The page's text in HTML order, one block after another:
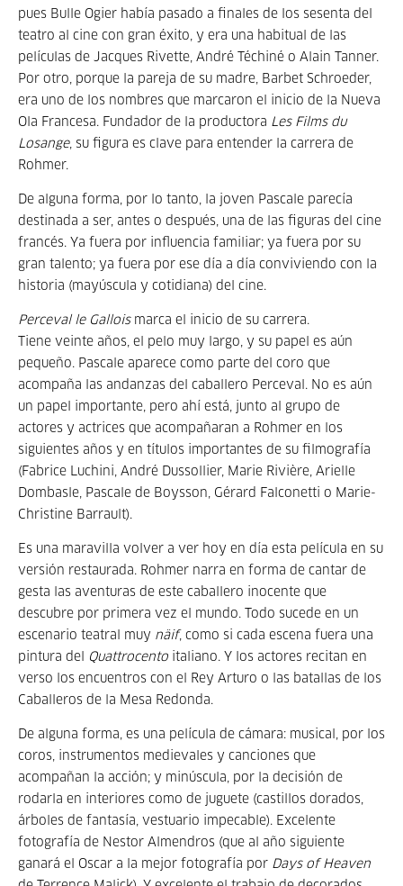
pues Bulle Ogier había pasado a finales de los sesenta del
teatro al cine con gran éxito, y era una habitual de las
películas de Jacques Rivette, André Téchiné o Alain Tanner.
Por otro, porque la pareja de su madre, Barbet Schroeder,
era uno de los nombres que marcaron el inicio de la Nueva
Ola Francesa. Fundador de la productora Les Films du
Losange, su figura es clave para entender la carrera de
Rohmer.
De alguna forma, por lo tanto, la joven Pascale parecía
destinada a ser, antes o después, una de las figuras del cine
francés. Ya fuera por influencia familiar; ya fuera por su
gran talento; ya fuera por ese día a día conviviendo con la
historia (mayúscula y cotidiana) del cine.
Perceval le Galloismarca el inicio de su carrera.
Tiene veinte años, el pelo muy largo, y su papel es aún
pequeño. Pascale aparece como parte del coro que
acompaña las andanzas del caballero Perceval. No es aún
un papel importante, pero ahí está, junto al grupo de
actores y actrices que acompañaran a Rohmer en los
siguientes años y en títulos importantes de su filmografía
(Fabrice Luchini, André Dussollier, Marie Rivière, Arielle
Dombasle, Pascale de Boysson, Gérard Falconetti o Marie-
Christine Barrault).
Es una maravilla volver a ver hoy en día esta película en su
versión restaurada. Rohmer narra en forma de cantar de
gesta las aventuras de este caballero inocente que
descubre por primera vez el mundo. Todo sucede en un
escenario teatral muy näif, como si cada escena fuera una
pintura del
Quattrocento italiano. Y los actores recitan en
verso los encuentros con el Rey Arturo o las batallas de los
Caballeros de la Mesa Redonda.
De alguna forma, es una película de cámara: musical, por los
coros, instrumentos medievales y canciones que
acompañan la acción; y minúscula, por la decisión de
rodarla en interiores como de juguete (castillos dorados,
árboles de fantasía, vestuario impecable). Excelente
fotografía de Nestor Almendros (que al año siguiente
ganará el Oscar a la mejor fotografía por Days of Heaven